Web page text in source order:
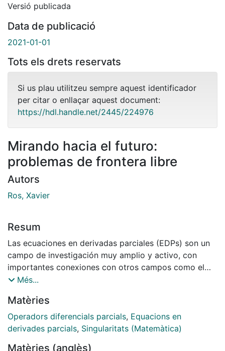
Versió publicada
Data de publicació
2021-01-01
Tots els drets reservats
Si us plau utilitzeu sempre aquest identificador
per citar o enllaçar aquest document:
https://hdl.handle.net/2445/224976
Mirando hacia el futuro:
problemas de frontera libre
Autors
Ros, Xavier
Resum
Las ecuaciones en derivadas parciales (EDPs) son un
campo de investigación muy amplio y activo, con
importantes conexiones con otros campos como el
análisis armónico, la geometría diferencial, el cálculo
geométrica de la medida, o la matemática
computacional y aplicada. Una de las preguntas más
básicas y centrales en el estudio de EDPs es la
Més...
Matèries
Operadors diferencials parcials, Equacions en
derivades parcials, Singularitats (Matemàtica)
Matèries (anglès)